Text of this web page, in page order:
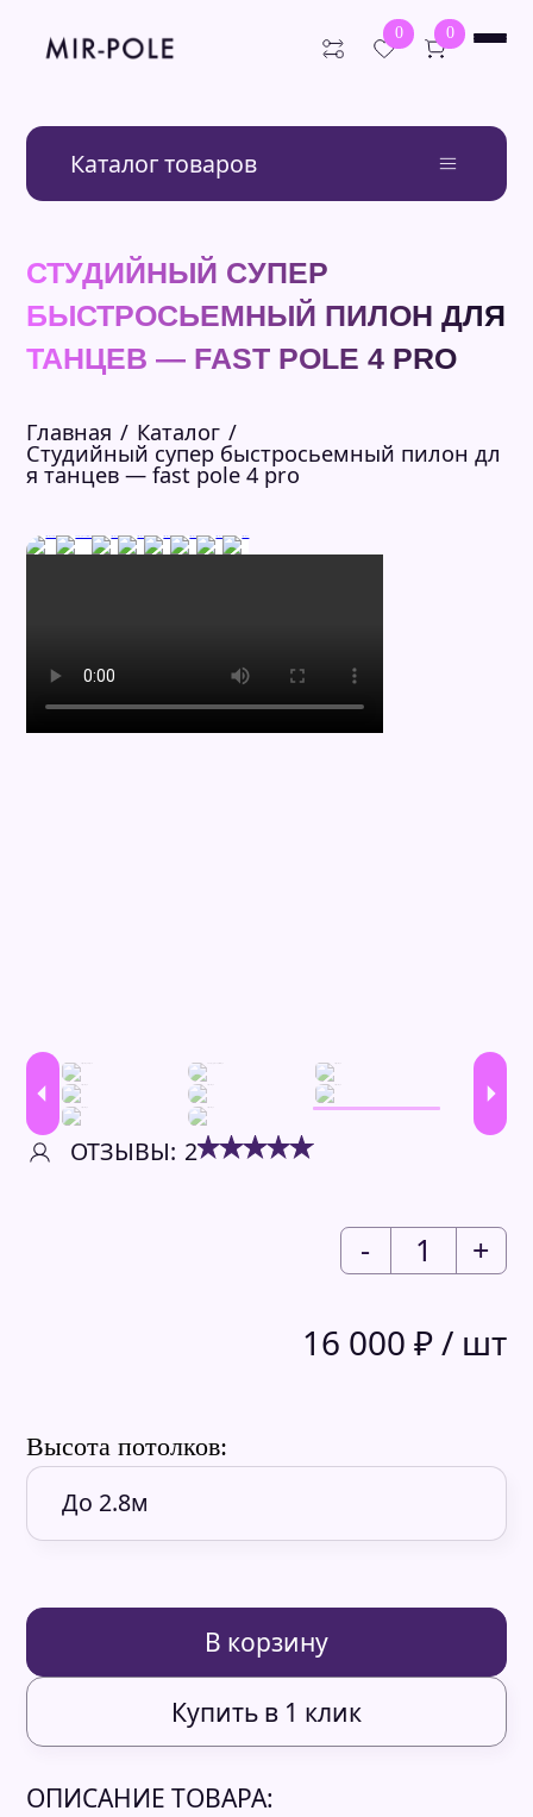
0 0
О нас
Пилоны для дома
Студийные пилоны
Шест для стриптиза
Премиум пилоны
Распорные пилоны
Пилоны для соревнований
Аксессуары
Балетные станки
Блог
Отзывы
Каталог товаров
СТУДИЙНЫЙ СУПЕР
БЫСТРОСЬЕМНЫЙ ПИЛОН ДЛЯ
ТАНЦЕВ — FAST POLE 4 PRO
Главная Каталог
Студийный супер быстросьемный пилон дл
я танцев — fast pole 4 pro
ОТЗЫВЫ: 2
16 000 ₽/ шт
- 1 +
Высота потолков:
В корзину
Купить в 1 клик
ОПИСАНИЕ ТОВАРА: